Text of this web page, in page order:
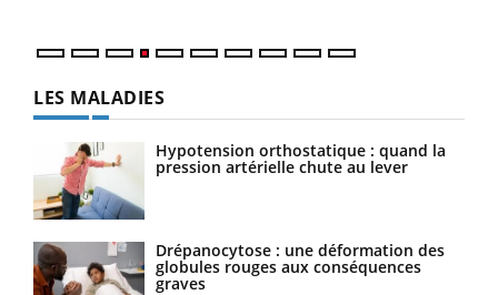
LES MALADIES
Hypotension orthostatique : quand la
pression artérielle chute au lever
Drépanocytose : une déformation des
globules rouges aux conséquences
graves